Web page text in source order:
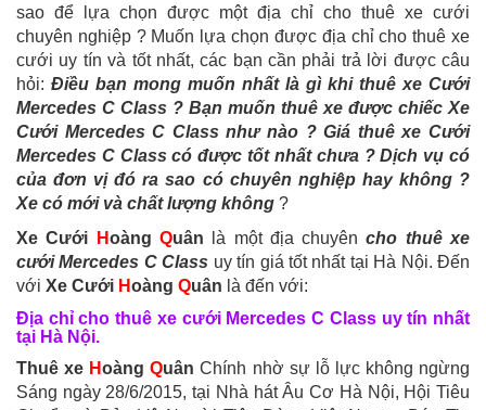
sao để lựa chọn được một địa chỉ cho thuê xe cưới
chuyên nghiệp ? Muốn lựa chọn được địa chỉ cho thuê xe
cưới uy tín và tốt nhất, các bạn cần phải trả lời được câu
hỏi: Điều bạn mong muốn nhất là gì khi thuê xe Cưới
Mercedes C Class ? Bạn muốn thuê xe được chiếc Xe
Cưới Mercedes C Class như nào ? Giá thuê xe Cưới
Mercedes C Class có được tốt nhất chưa ? Dịch vụ có
của đơn vị đó ra sao có chuyên nghiệp hay không ?
Xe có mới và chất lượng không ?
Xe Cưới
Hoàng Quân là một địa chuyêncho thuê xe
cưới Mercedes C Class uy tín giá tốt nhất tại Hà Nội. Đến
với Xe Cưới Hoàng Quân là đến với:
Địa chỉcho thuê xe cưới Mercedes C Class uy tín nhất
tại Hà Nội.
Thuê xe HoàngQuânChính nhờ sự lỗ lực không ngừng
Sáng ngày 28/6/2015, tại Nhà hát Âu Cơ Hà Nội, Hội Tiêu